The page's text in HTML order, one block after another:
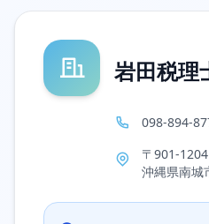
岩田税理
098-894-
〒901-1204
沖縄県南城